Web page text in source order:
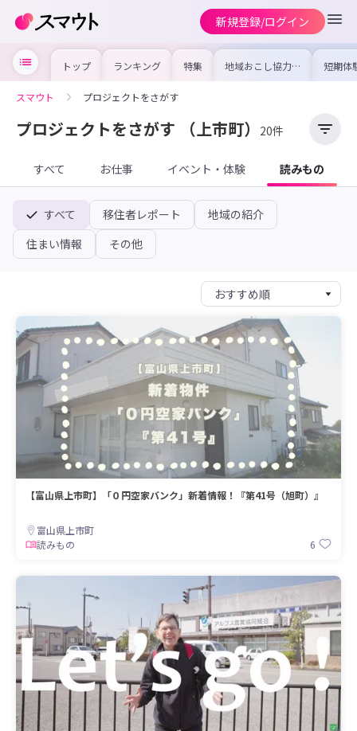
新規登録/ログイン
トップ ランキング 特集 地域おこし協力隊
の求人やイベント
を集めました！仕
けよう
短期体
り〜数
域を知
スマウト プロジェクトをさがす
プロジェクトをさがす （上市町） 20件
すべて お仕事 イベント・体験 読みもの
すべて 移住者レポート
地域の紹介
住まい情報
その他
【富山県上市町】「０円空家バンク」新着情報！『第41号（旭町）』
富山県上市町
読みもの
6